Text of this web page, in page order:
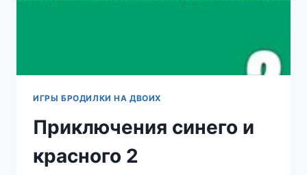
ИГРЫ БРОДИЛКИ НА ДВОИХ
Приключения синего и
красного 2